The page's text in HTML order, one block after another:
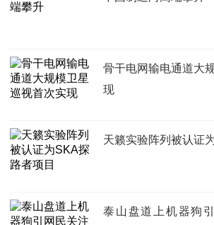
骨干电网输电通道大
现
天籁实验阵列被认证
泰山盘道上机器狗